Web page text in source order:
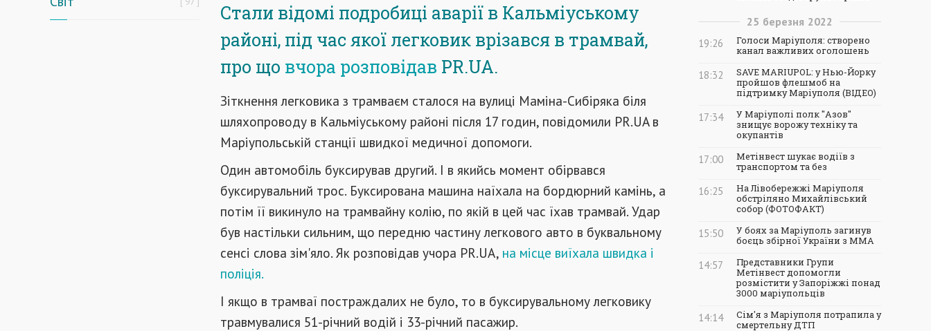
Стали відомі подробиці аварії в Кальміуському
районі, під час якої легковик врізався в трамвай,
про що вчора розповідав PR.UA.
Зіткнення легковика з трамваєм сталося на вулиці Маміна-Сибіряка біля
шляхопроводу в Кальміуському районі після 17 годин, повідомили PR.UA в
Маріупольській станції швидкої медичної допомоги.
Один автомобіль буксирував другий. І в якийсь момент обірвався
буксирувальний трос. Буксирована машина наїхала на бордюрний камінь, а
потім її викинуло на трамвайну колію, по якій в цей час їхав трамвай. Удар
був настільки сильним, що передню частину легкового авто в буквальному
сенсі слова зім'яло. Як розповідав учора PR.UA, на місце виїхала швидка і
поліція.
І якщо в трамваї постраждалих не було, то в буксирувальному легковику
травмувалися 51-річний водій і 33-річний пасажир.
25 березня 2022
19:26
Голоси Маріуполя: створено
канал важливих оголошень
18:32
SAVE MARIUPOL: у Нью-Йорку
пройшов флешмоб на
підтримку Маріуполя (ВІДЕО)
17:34
У Маріуполі полк "Азов"
знищує ворожу техніку та
окупантів
17:00
Метінвест шукає водіїв з
транспортом та без
16:25
На Лівобережжі Маріуполя
обстріляно Михайлівський
собор (ФОТОФАКТ)
15:50
У боях за Маріуполь загинув
боєць збірної України з ММА
14:57
Представники Групи
Метінвест допомогли
розмістити у Запоріжжі понад
3000 маріупольців
14:14
Сім'я з Маріуполя потрапила у
смертельну ДТП